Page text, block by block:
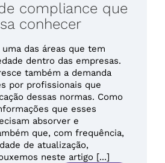
compliance que
conhecer
das áreas que tem
dentro das empresas.
também a demanda
por profissionais que
dessas normas. Como
que esses
absorver e
que, com frequência,
de atualização,
neste artigo [...]